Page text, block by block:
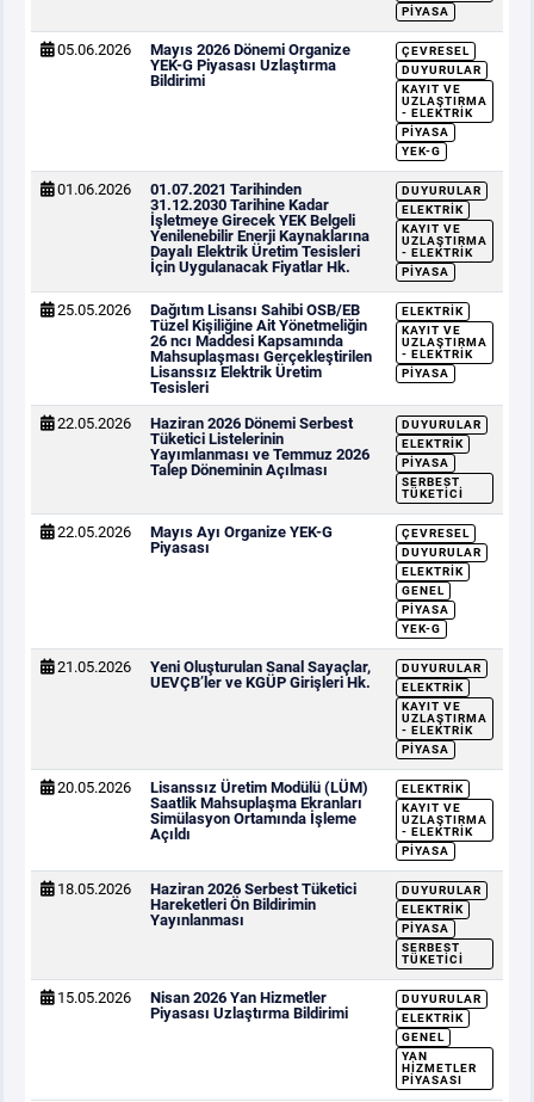
PIYASA
05.06.2026
Mayıs 2026 Dönemi Organize
YEK-G Piyasası Uzlaştırma
Bildirimi
ÇEVRESEL
DUYURULAR
KAYIT VE
UZLAŞTIRMA
- ELEKTRIK
PIYASA
YEK-G
01.06.2026
01.07.2021 Tarihinden
31.12.2030 Tarihine Kadar
İşletmeye Girecek YEK Belgeli
Yenilenebilir Enerji Kaynaklarına
Dayalı Elektrik Üretim Tesisleri
İçin Uygulanacak Fiyatlar Hk.
DUYURULAR
ELEKTRIK
KAYIT VE
UZLAŞTIRMA
- ELEKTRIK
PIYASA
25.05.2026
Dağıtım Lisansı Sahibi OSB/EB
Tüzel Kişiliğine Ait Yönetmeliğin
26 ncı Maddesi Kapsamında
Mahsuplaşması Gerçekleştirilen
Lisanssız Elektrik Üretim
Tesisleri
ELEKTRIK
KAYIT VE
UZLAŞTIRMA
- ELEKTRIK
PIYASA
22.05.2026
Haziran 2026 Dönemi Serbest
Tüketici Listelerinin
Yayımlanması ve Temmuz 2026
Talep Döneminin Açılması
DUYURULAR
ELEKTRIK
PIYASA
SERBEST
TÜKETICI
22.05.2026
Mayıs Ayı Organize YEK-G
Piyasası
ÇEVRESEL
DUYURULAR
ELEKTRIK
GENEL
PIYASA
YEK-G
21.05.2026
Yeni Oluşturulan Sanal Sayaçlar,
UEVÇB’ler ve KGÜP Girişleri Hk.
DUYURULAR
ELEKTRIK
KAYIT VE
UZLAŞTIRMA
- ELEKTRIK
PIYASA
20.05.2026
Lisanssız Üretim Modülü (LÜM)
Saatlik Mahsuplaşma Ekranları
Simülasyon Ortamında İşleme
Açıldı
ELEKTRIK
KAYIT VE
UZLAŞTIRMA
- ELEKTRIK
PIYASA
18.05.2026
Haziran 2026 Serbest Tüketici
Hareketleri Ön Bildirimin
Yayınlanması
DUYURULAR
ELEKTRIK
PIYASA
SERBEST
TÜKETICI
15.05.2026
Nisan 2026 Yan Hizmetler
Piyasası Uzlaştırma Bildirimi
DUYURULAR
ELEKTRIK
GENEL
YAN
HIZMETLER
PIYASASI